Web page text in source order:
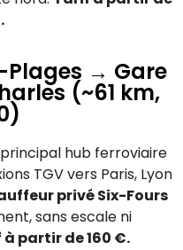
Plages → Gare
(~61 km,
hub ferroviaire
TGV vers Paris, Lyon
privé Six-Fours
sans escale ni
partir de 160 €.